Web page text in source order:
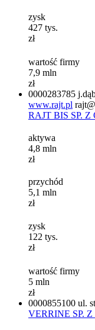
zysk
427 tys.
zł
wartość firmy
7,9 mln
zł
0000283785
www.rajt.pl
RAJT BIS SP. Z
aktywa
4,8 mln
zł
przychód
5,1 mln
zł
zysk
122 tys.
zł
wartość firmy
5 mln
zł
0000855100 ul.
VERRINE SP. Z